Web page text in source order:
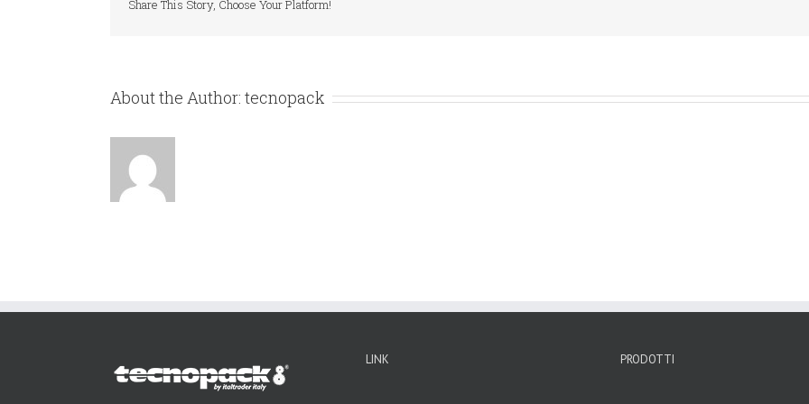
Share This Story, Choose Your Platform!
About the Author: tecnopack
LINK PRODOTTI